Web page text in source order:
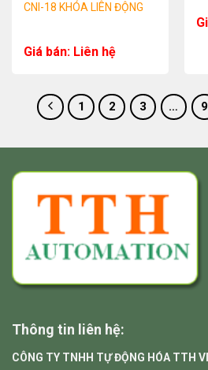
CNI-18 KHÓA LIÊN ĐỘNG
Giá bán: Liên hệ
1 2 3 … 9
Thông tin liên hệ:
CÔNG TY TNHH TỰ ĐỘNG HÓA TTH